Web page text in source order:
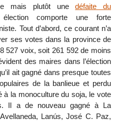
mais plutôt unedéfaite du
comporte une forte
Tout d’abord, ce courant n’a
ses votes dans la province de
527 voix, soit 261 592 de moins
des maires dans l’élection
ait gagné dans presque toutes
de la banlieue et perdu
à la monoculture du soja, le vote
Il a de nouveau gagné à La
Lanús, José C. Paz,